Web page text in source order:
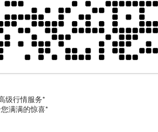
级行情服务*
满满的惊喜*